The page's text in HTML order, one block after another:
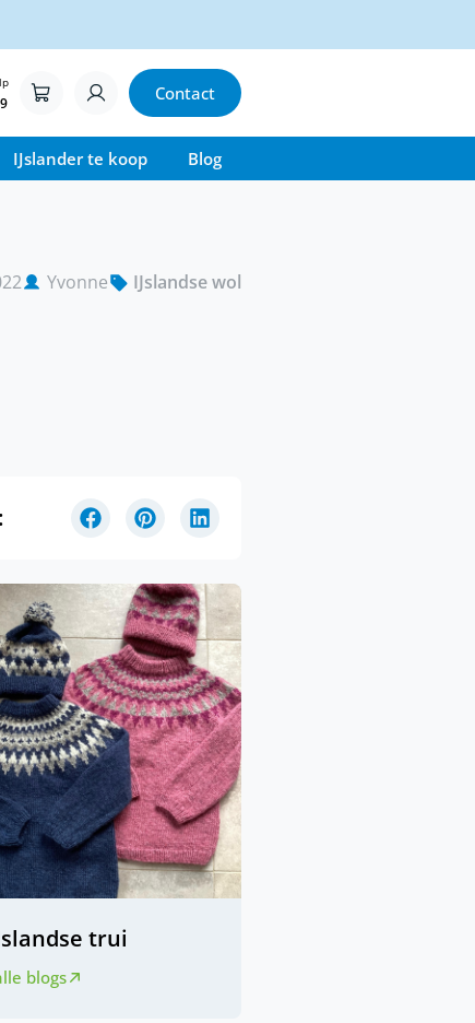
Contact
IJslander te koop Blog
Yvonne IJslandse wol
trui
blogs